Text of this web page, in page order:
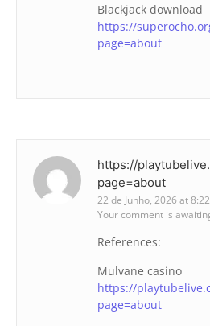
Blackjack download
https://
page=about
https://
page=about
22 de Junho, 2026 at
Your comment is
References:
Mulvane casino
https://
page=about